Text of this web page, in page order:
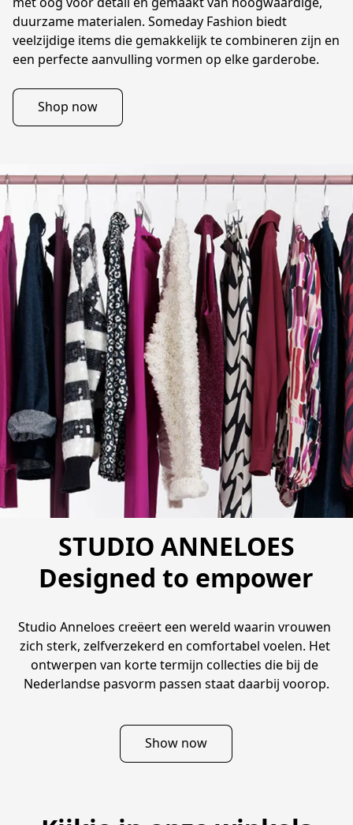
duurzame materialen. Someday Fashion biedt
veelzijdige items die gemakkelijk te combineren zijn en
Shop now
STUDIO ANNELOES
Designed to empower
Studio Anneloes creëert een wereld waarin vrouwen
zich sterk, zelfverzekerd en comfortabel voelen. Het
ontwerpen van korte termijn collecties die bij de
Nederlandse pasvorm passen staat daarbij voorop.
Show now